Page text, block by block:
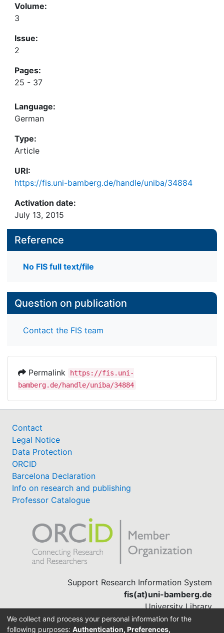
Volume:
3
Issue:
2
Pages:
25 - 37
Language:
German
Type:
Article
URI:
https://fis.uni-bamberg.de/handle/uniba/34884
Activation date:
July 13, 2015
Reference
No FIS full text/file
Question on publication
Contact the FIS team
Permalink
https://fis.uni-
bamberg.de/handle/uniba/34884
Contact
Legal Notice
Data Protection
ORCID
Barcelona Declaration
Info on research and publishing
Professor Catalogue
Support Research Information System
fis(at)uni-bamberg.de
University Library
(0951) 863-1568
We collect and process your personal information for the
following purposes: Authentication, Preferences,